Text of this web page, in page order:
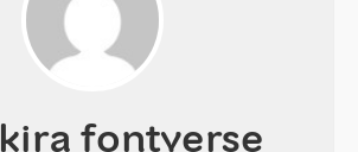
fontverse